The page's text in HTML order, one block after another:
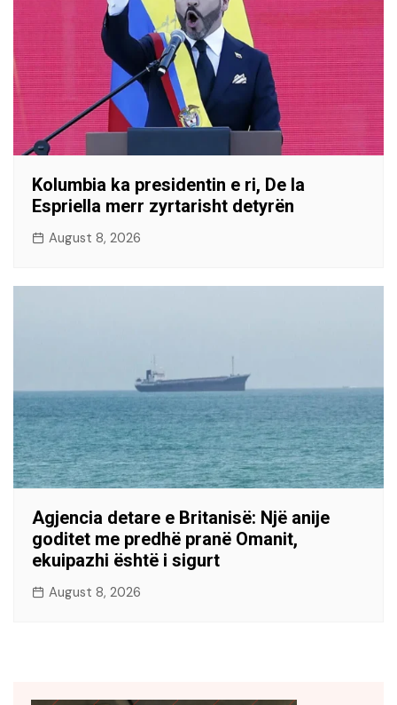
Kolumbia ka presidentin e ri, De la
Espriella merr zyrtarisht detyrën
August 8, 2026
Agjencia detare e Britanisë: Një anije
goditet me predhë pranë Omanit,
ekuipazhi është i sigurt
August 8, 2026